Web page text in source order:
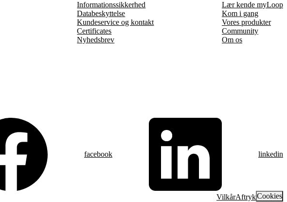
Informationssikkerhed
Databeskyttelse
Kundeservice og kontakt
Certificates
Nyhedsbrev
Lær kende myLoop
Kom i gang
Vores produkter
Community
Om os
facebook linkedin
VilkårAftrykCookies